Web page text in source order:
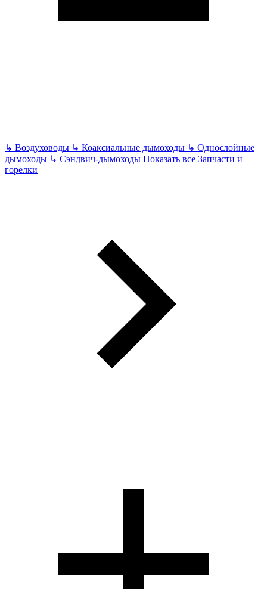
↳ Воздуховоды ↳ Коаксиальные дымоходы ↳ Однослойные
дымоходы ↳ Сэндвич-дымоходы Показать все Запчасти и
горелки